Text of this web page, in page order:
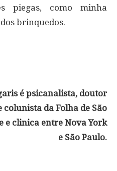
piegas, como minha
brinquedos.
é psicanalista, doutor
da Folha de São
e clinica entre Nova York
e São Paulo.